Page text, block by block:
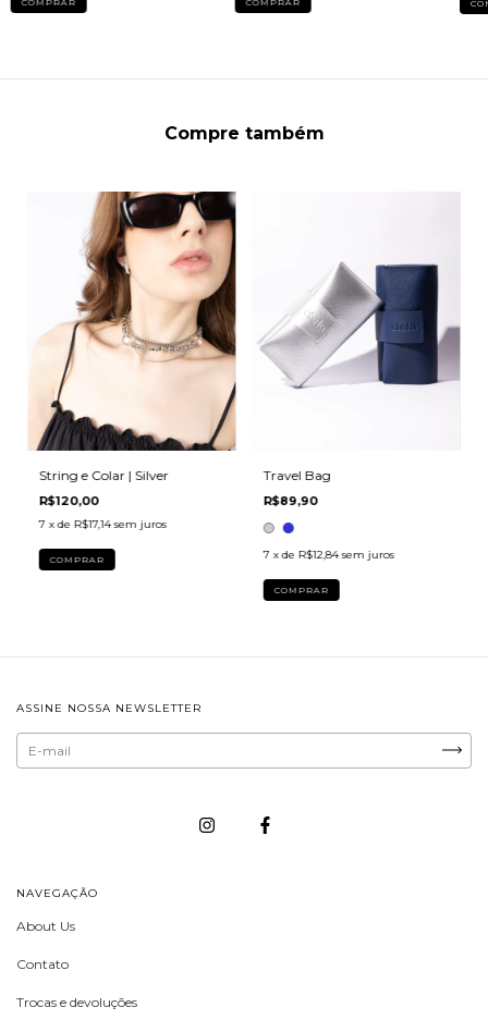
Compre também
String e Colar | Silver
R$120,00
7 x de R$17,14 sem juros
Travel Bag
R$89,90
7 x de R$12,84 sem juros
COMPRAR
ASSINE NOSSA NEWSLETTER
NAVEGAÇÃO
About Us
Contato
Trocas e devoluções